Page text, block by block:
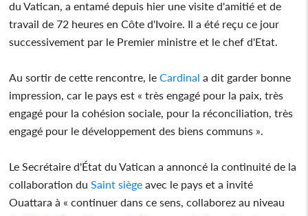
du Vatican, a entamé depuis hier une visite d'amitié et de
travail de 72 heures en Côte d'Ivoire. Il a été reçu ce jour
successivement par le Premier ministre et le chef d'Etat.
Au sortir de cette rencontre, leCardinal a dit garder bonne
impression, car le pays est « très engagé pour la paix, très
engagé pour la cohésion sociale, pour la réconciliation, très
engagé pour le développement des biens communs ».
Le Secrétaire d'État du Vatican a annoncé la continuité de la
collaboration du Saint siège avec le pays et a invité
Ouattara à « continuer dans ce sens, collaborez au niveau